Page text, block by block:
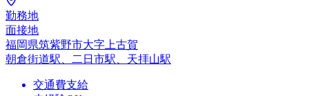
勤務地
面接地
福岡県筑紫野市大字上古賀
朝倉街道駅、二日市駅、天拝山駅
交通費支給